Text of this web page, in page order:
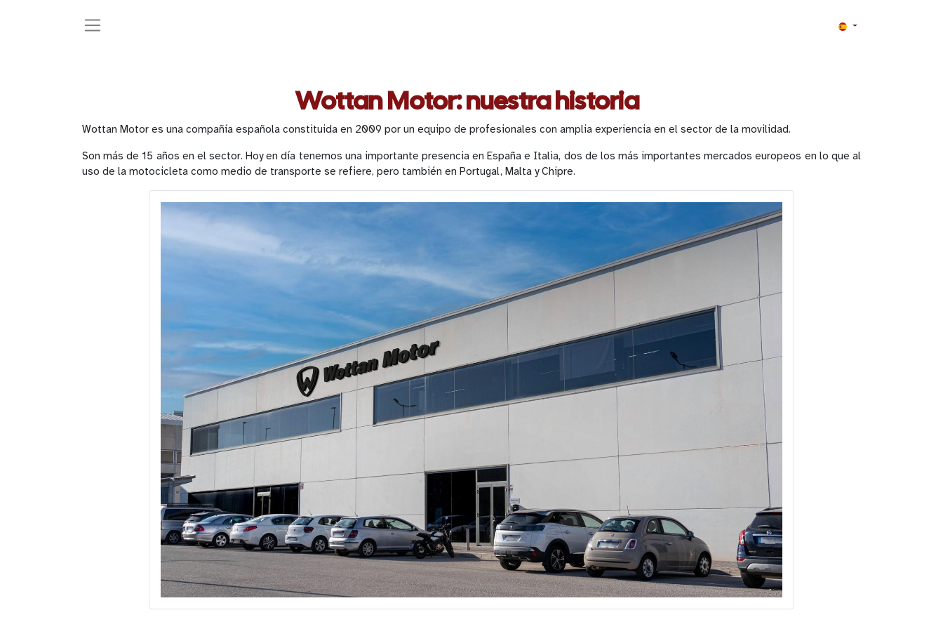
Wottan Motor: nuestra historia
Wottan Motor es una compañía española constituida en 2009 por un equipo de profesionales con amplia experiencia en el sector de la movilidad.
Son más de 15 años en el sector. Hoy en día tenemos una importante presencia en España e Italia, dos de los más importantes mercados europeos en lo que al
uso de la motocicleta como medio de transporte se refiere, pero también en Portugal, Malta y Chipre.